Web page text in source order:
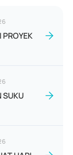
SUKU